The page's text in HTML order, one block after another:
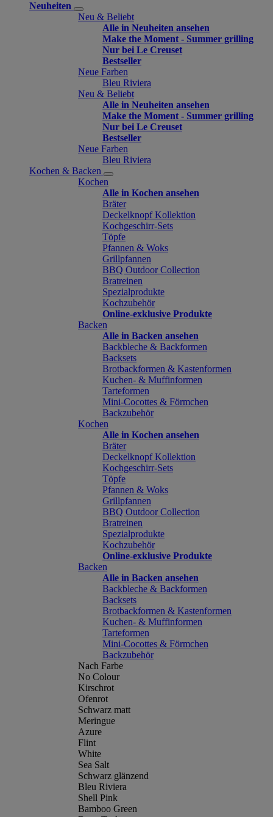
Neuheiten
Neu & Beliebt
Alle in Neuheiten ansehen
Make the Moment - Summer grilling
Nur bei Le Creuset
Bestseller
Neue Farben
Bleu Riviera
Neu & Beliebt
Alle in Neuheiten ansehen
Make the Moment - Summer grilling
Nur bei Le Creuset
Bestseller
Neue Farben
Bleu Riviera
Kochen & Backen
Kochen
Alle in Kochen ansehen
Bräter
Deckelknopf Kollektion
Kochgeschirr-Sets
Töpfe
Pfannen & Woks
Grillpfannen
BBQ Outdoor Collection
Bratreinen
Spezialprodukte
Kochzubehör
Online-exklusive Produkte
Backen
Alle in Backen ansehen
Backbleche & Backformen
Backsets
Brotbackformen & Kastenformen
Kuchen- & Muffinformen
Tarteformen
Mini-Cocottes & Förmchen
Backzubehör
Kochen
Alle in Kochen ansehen
Bräter
Deckelknopf Kollektion
Kochgeschirr-Sets
Töpfe
Pfannen & Woks
Grillpfannen
BBQ Outdoor Collection
Bratreinen
Spezialprodukte
Kochzubehör
Online-exklusive Produkte
Backen
Alle in Backen ansehen
Backbleche & Backformen
Backsets
Brotbackformen & Kastenformen
Kuchen- & Muffinformen
Tarteformen
Mini-Cocottes & Förmchen
Backzubehör
Nach Farbe
No Colour
Kirschrot
Ofenrot
Schwarz matt
Meringue
Azure
Flint
White
Sea Salt
Schwarz glänzend
Bleu Riviera
Shell Pink
Bamboo Green